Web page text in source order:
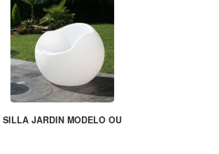
SILLA JARDIN MODELO OU